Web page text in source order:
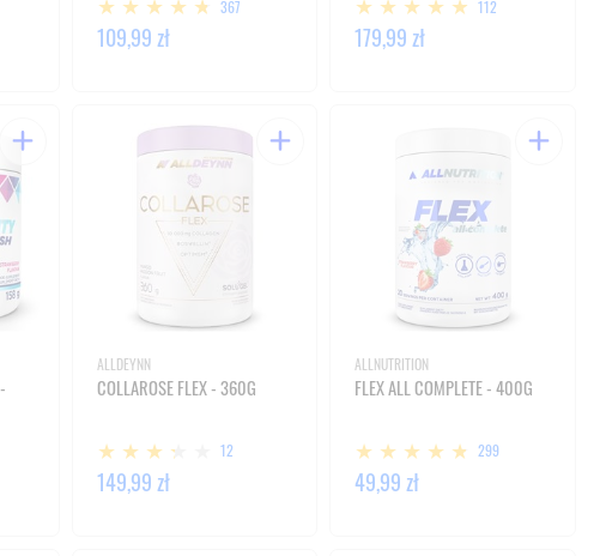
367
109,99 zł
112
179,99 zł
ALLDEYNN
COLLAROSE FLEX - 360G
12
149,99 zł
ALLNUTRITION
FLEX ALL COMPLETE - 400G
299
49,99 zł